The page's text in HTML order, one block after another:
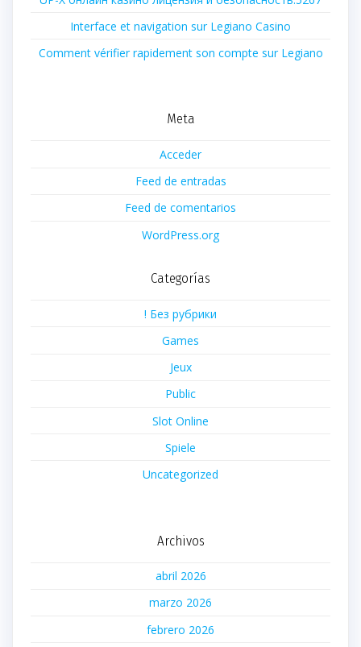
Interface et navigation sur Legiano Casino
Comment vérifier rapidement son compte sur Legiano
Meta
Acceder
Feed de entradas
Feed de comentarios
WordPress.org
Categorías
! Без рубрики
Games
Jeux
Public
Slot Online
Spiele
Uncategorized
Archivos
abril 2026
marzo 2026
febrero 2026